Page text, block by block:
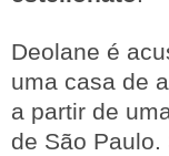
Deolane é
uma casa de
a partir de
de São